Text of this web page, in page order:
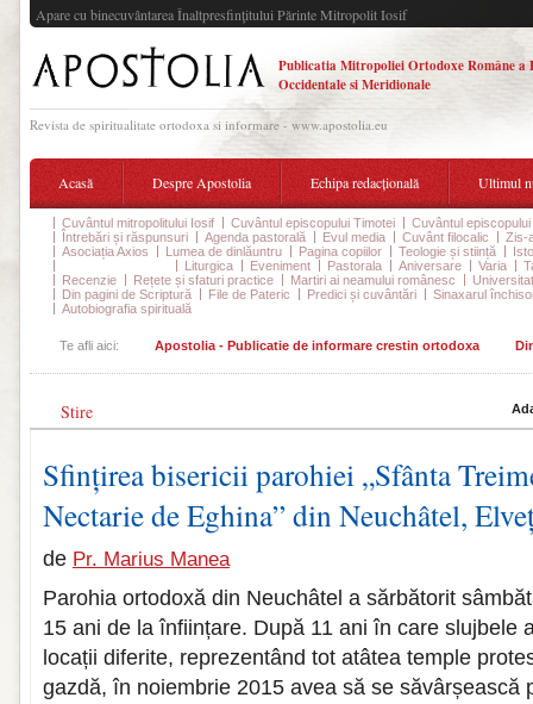
Apare cu binecuvântarea Înaltpresfinţitului Părinte Mitropolit Iosif
Publicatia Mitropoliei Ortodoxe Române a
Occidentale si Meridionale
Revista de spiritualitate ortodoxa si informare - www.apostolia.eu
Acasă Despre Apostolia Echipa redacțională Ultimul
Cuvântul mitropolitului Iosif Cuvântul episcopului Timotei
Cuvântul episcopului
Întrebări și răspunsuri
Agenda pastorală Evul media Cuvânt filocalic
Zis-
Asociația Axios
Lumea de dinlăuntru Pagina copiilor Teologie și stiință
Liturgica Eveniment Pastorala Aniversare Varia
Recenzie
Rețete și sfaturi practice Martiri ai neamului românesc
Din pagini de Scriptură
File de Pateric Predici și cuvântări
Sinaxarul
Autobiografia spirituală
Te afli aici: Apostolia - Publicatie de informare crestin ortodoxa
Stire
Sfințirea bisericii parohiei „Sfânta
Nectarie de Eghina” din Neuchâtel,
de Pr. Marius Manea
Parohia ortodoxă din Neuchâtel a sărbătorit
15 ani de la înființare. După 11 ani în care slujbele
locații diferite, reprezentând tot atâtea temple
gazdă, în noiembrie 2015 avea să se săvârșească